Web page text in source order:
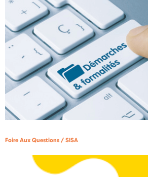
Foire Aux Questions / SISA